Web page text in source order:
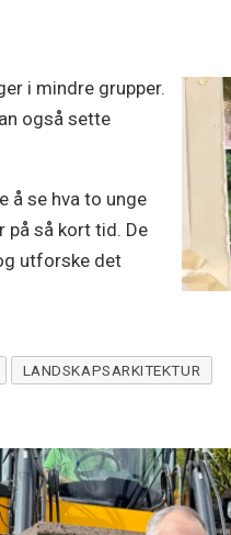
i mindre grupper.
også sette
å se hva to unge
på så kort tid. De
utforske det
LANDSKAPSARKITEKTUR